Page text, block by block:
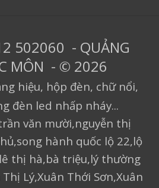
502060 - QUẢNG
MÔN - © 2026
hiệu, hộp đèn, chữ nổi,
đèn led nhấp nháy...
văn mười,nguyễn thị
hành quốc lộ 22,lộ
thị hà,bà triệu,lý thường
Lý,Xuân Thới Sơn,Xuân